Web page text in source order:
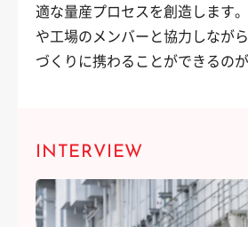
適な量産プロセスを創造します
や工場のメンバーと協力しなが
づくりに携わることができるの
INTERVIEW